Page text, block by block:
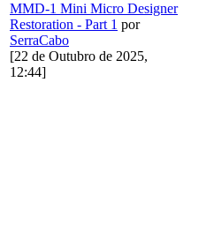
MMD-1 Mini Micro Designer
Restoration - Part 1 por
SerraCabo
[22 de Outubro de 2025,
12:44]